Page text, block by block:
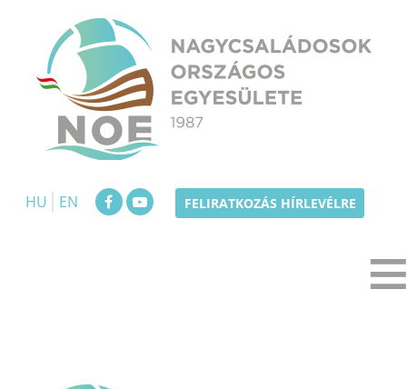
content
HU
EN FELIRATKOZÁS HÍRLEVÉLRE